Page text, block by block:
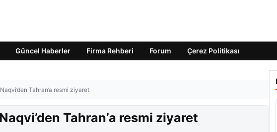
Güncel Haberler Firma Rehberi Forum Çerez Politikası
Tahran’a resmi ziyaret
Tahran’a resmi ziyaret